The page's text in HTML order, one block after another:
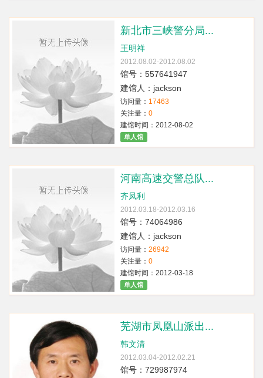
新北市三峡警分局...
王明祥
2012.08.02-2012.08.02
馆号：557641947
建馆人：jackson
访问量： 17463
关注量： 0
建馆时间：2012-08-02
单人馆
河南高速交警总队...
齐凤利
2012.03.18-2012.03.16
馆号：74064986
建馆人：jackson
访问量： 26942
关注量： 0
建馆时间：2012-03-18
单人馆
芜湖市凤凰山派出...
韩文清
2012.03.04-2012.02.21
馆号：729987974